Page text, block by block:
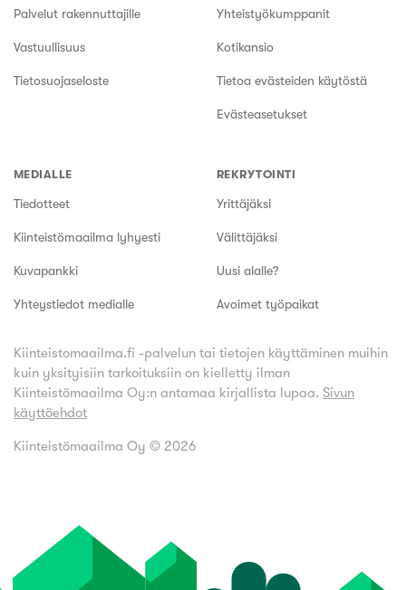
Palvelut rakennuttajille
Vastuullisuus
Tietosuojaseloste
Yhteistyökumppanit
Kotikansio
Tietoa evästeiden käytöstä
Evästeasetukset
MEDIALLE
Tiedotteet
Kiinteistömaailma lyhyesti
Kuvapankki
Yhteystiedot medialle
REKRYTOINTI
Yrittäjäksi
Välittäjäksi
Uusi alalle?
Avoimet työpaikat
Kiinteistomaailma.fi -palvelun tai tietojen käyttäminen muihin
kuin yksityisiin tarkoituksiin on kielletty ilman
Kiinteistömaailma Oy:n antamaa kirjallista lupaa. Sivun
käyttöehdot
Kiinteistömaailma Oy © 2026